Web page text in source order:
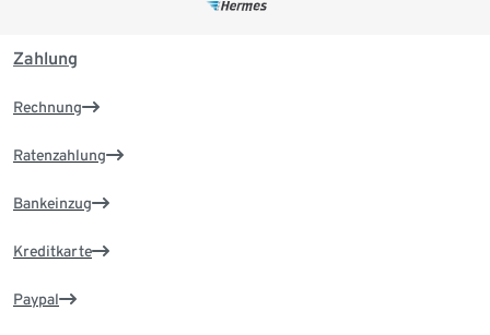
Zahlung
Rechnung
Ratenzahlung
Bankeinzug
Kreditkarte
Paypal